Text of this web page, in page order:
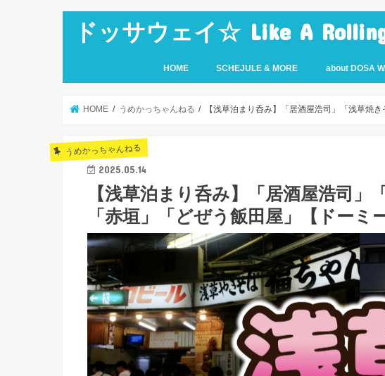
ドッサウェイ☆ Like A
HOME SCHEJULE & MORE about DOSA
HOME うめかっちゃんねる 【浅草泊まり呑み】「居酒屋浩司」「浅草焼
うめかっちゃんねる
2025.05.14
【浅草泊まり呑み】「居酒屋浩司」
「赤垣」「どぜう飯田屋」【ドーミ